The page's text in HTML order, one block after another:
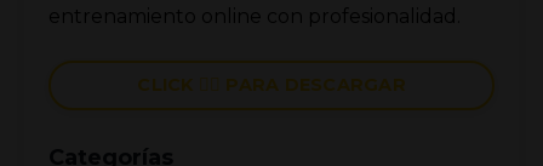
entrenamiento online con profesionalidad.
CLICK 👉🏼 PARA DESCARGAR